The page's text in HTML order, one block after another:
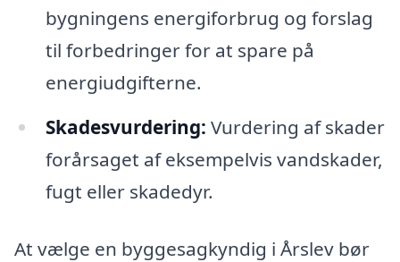
bygningens energiforbrug og forslag
til forbedringer for at spare på
energiudgifterne.
Skadesvurdering: Vurdering af skader
forårsaget af eksempelvis vandskader,
fugt eller skadedyr.
At vælge en byggesagkyndig i Årslev bør